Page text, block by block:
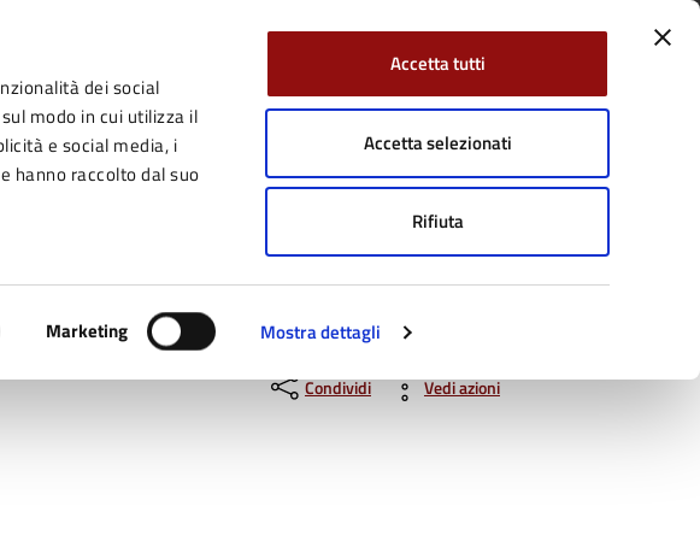
dei social
modo in cui utilizza il
e social media, i
hanno raccolto dal suo
Marketing Mostra dettagli
Accetta tutti
Accetta selezionati
Rifiuta
Seguici su: TwitterYouTube Cerca:
Tutti gli argomenti
Condividi Vedi azioni